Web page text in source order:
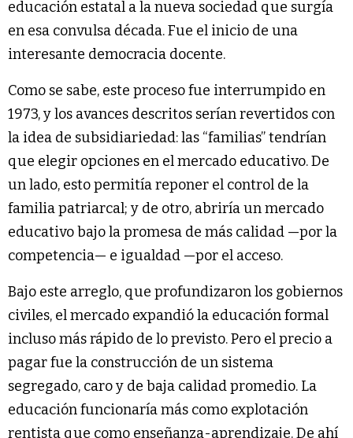
educación estatal a la nueva sociedad que surgía
en esa convulsa década. Fue el inicio de una
interesante democracia docente.
Como se sabe, este proceso fue interrumpido en
1973, y los avances descritos serían revertidos con
la idea de subsidiariedad: las “familias” tendrían
que elegir opciones en el mercado educativo. De
un lado, esto permitía reponer el control de la
familia patriarcal; y de otro, abriría un mercado
educativo bajo la promesa de más calidad —por la
competencia— e igualdad —por el acceso.
Bajo este arreglo, que profundizaron los gobiernos
civiles, el mercado expandió la educación formal
incluso más rápido de lo previsto. Pero el precio a
pagar fue la construcción de un sistema
segregado, caro y de baja calidad promedio. La
educación funcionaría más como explotación
rentista que como enseñanza-aprendizaje. De ahí